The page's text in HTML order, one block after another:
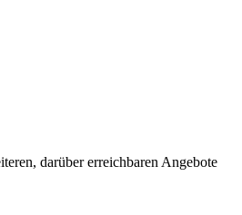
darüber erreichbaren Angebote